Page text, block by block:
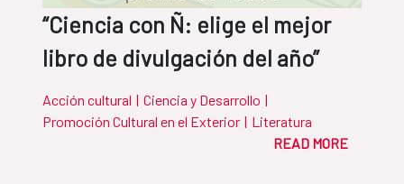
“Ciencia con Ñ: elige el mejor
libro de divulgación del año”
Acción cultural | Ciencia y Desarrollo |
Promoción Cultural en el Exterior | Literatura
READ MORE